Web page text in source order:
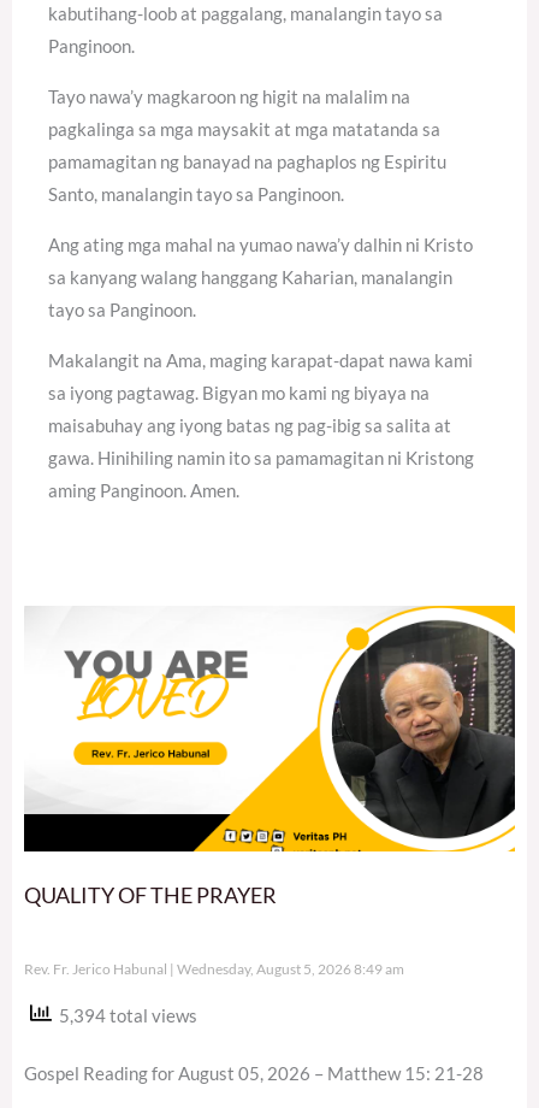
kabutihang-loob at paggalang, manalangin tayo sa
Panginoon.
Tayo nawa’y magkaroon ng higit na malalim na
pagkalinga sa mga maysakit at mga matatanda sa
pamamagitan ng banayad na paghaplos ng Espiritu
Santo, manalangin tayo sa Panginoon.
Ang ating mga mahal na yumao nawa’y dalhin ni Kristo
sa kanyang walang hanggang Kaharian, manalangin
tayo sa Panginoon.
Makalangit na Ama, maging karapat-dapat nawa kami
sa iyong pagtawag. Bigyan mo kami ng biyaya na
maisabuhay ang iyong batas ng pag-ibig sa salita at
gawa. Hinihiling namin ito sa pamamagitan ni Kristong
aming Panginoon. Amen.
QUALITY OF THE PRAYER
Rev. Fr. Jerico Habunal Wednesday, August 5, 2026 8:49 am
5,394 total views
Gospel Reading for August 05, 2026 – Matthew 15: 21-28